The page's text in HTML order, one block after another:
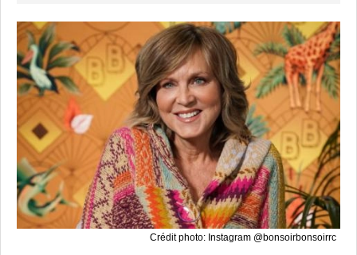
Crédit photo: Instagram @bonsoirbonsoirrc